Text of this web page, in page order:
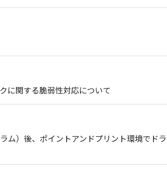
に関する脆弱性対応について
）後、ポイントアンドプリント環境でド